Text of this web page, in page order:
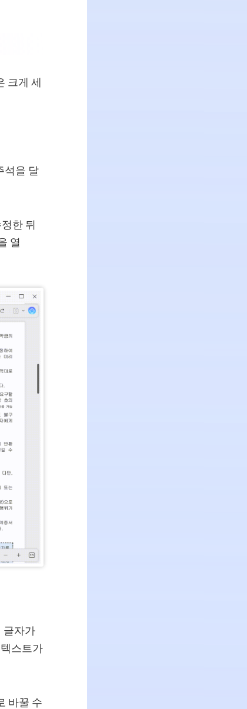
크게 세
석을 달
한 뒤
열
글자가
스트가
바꿀 수